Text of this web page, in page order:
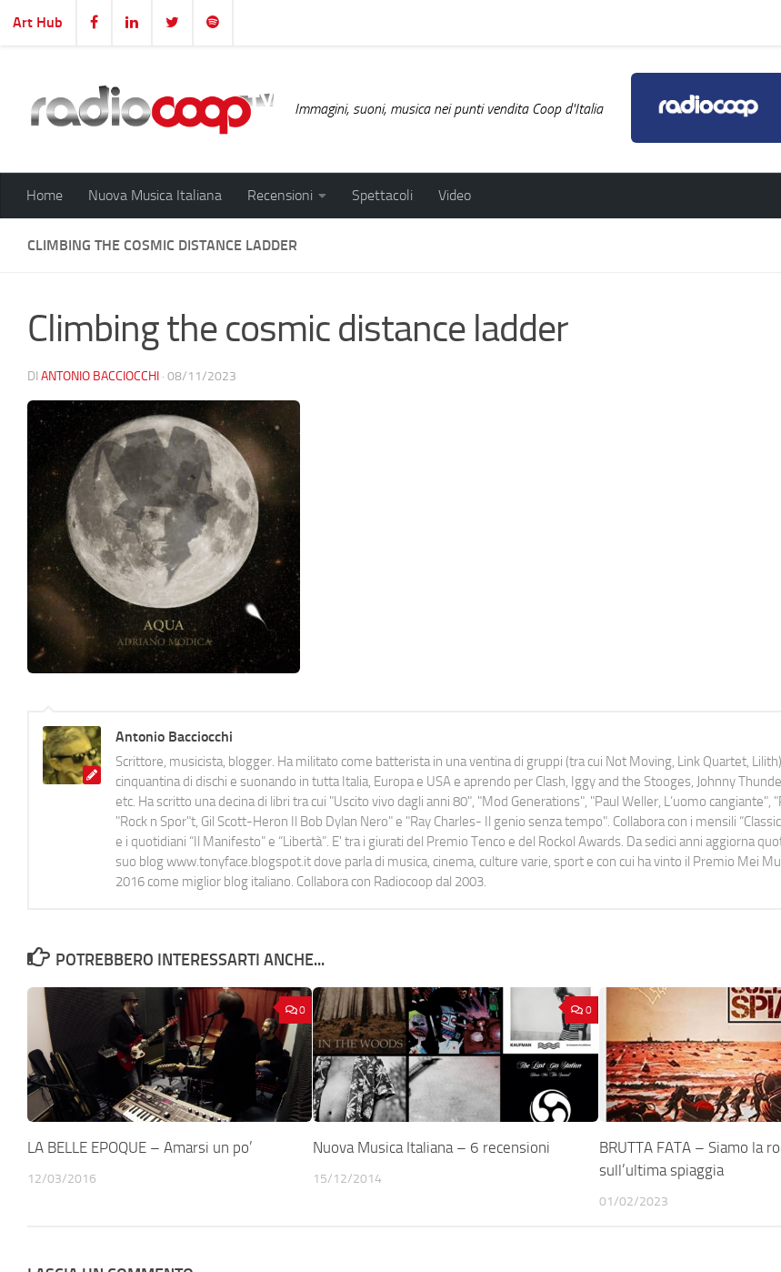
Salta al contenuto
Art Hub
Immagini, suoni, musica nei punti vendita Coop d'Italia
Home Nuova Musica Italiana Recensioni Spettacoli Video
CLIMBING THE COSMIC DISTANCE LADDER
Climbing the cosmic distance ladder
DI ANTONIO BACCIOCCHI · 08/11/2023
Antonio Bacciocchi
Scrittore, musicista, blogger. Ha militato come batterista in una ventina di gruppi (tra cui Not Moving, Link Quartet,
cinquantina di dischi e suonando in tutta Italia, Europa e USA e aprendo per Clash, Iggy and the Stooges, Johnny
etc. Ha scritto una decina di libri tra cui "Uscito vivo dagli anni 80", "Mod Generations", "Paul Weller, L’uomo cangiante",
"Rock n Spor"t, Gil Scott-Heron Il Bob Dylan Nero" e "Ray Charles- Il genio senza tempo". Collabora con i mensili
e i quotidiani “Il Manifesto” e “Libertà”. E' tra i giurati del Premio Tenco e del Rockol Awards. Da sedici anni aggiorna
suo blog www.tonyface.blogspot.it dove parla di musica, cinema, culture varie, sport e con cui ha vinto il Premio Mei
2016 come miglior blog italiano. Collabora con Radiocoop dal 2003.
POTREBBERO INTERESSARTI ANCHE...
0
LA BELLE EPOQUE – Amarsi un po’
12/03/2016
0
Nuova Musica Italiana – 6 recensioni
15/12/2014
BRUTTA FATA – Siamo la
sull’ultima spiaggia
01/02/2023